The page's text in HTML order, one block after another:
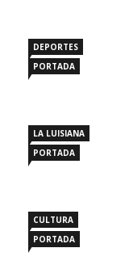
DEPORTES
PORTADA
LA LUISIANA
PORTADA
CULTURA
PORTADA